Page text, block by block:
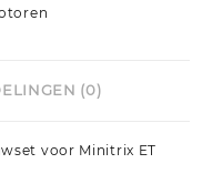
(0)
voor Minitrix ET